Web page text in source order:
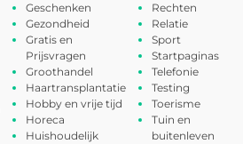
Geschenken
Gezondheid
Gratis en
Prijsvragen
Groothandel
Haartransplantatie
Hobby en vrije tijd
Horeca
Huishoudelijk
Rechten
Relatie
Sport
Startpaginas
Telefonie
Testing
Toerisme
Tuin en
buitenleven